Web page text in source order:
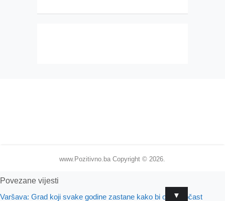
www.Pozitivno.ba Copyright © 2026.
▼
Povezane vijesti
Varšava: Grad koji svake godine zastane kako bi odao počast